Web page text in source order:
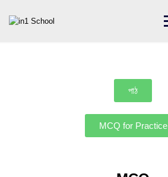
পাঠ
MCQ for Practice